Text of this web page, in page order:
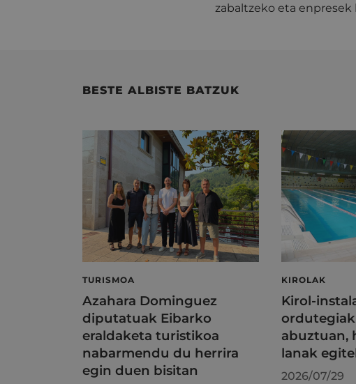
zabaltzeko eta
BESTE ALBISTE BATZUK
TURISMOA
Azahara Dominguez
diputatuak Eibarko
eraldaketa turistikoa
nabarmendu du herrira
egin duen bisitan
KIROLAK
Kirol-
abuztuan,
lanak
2026/07/29